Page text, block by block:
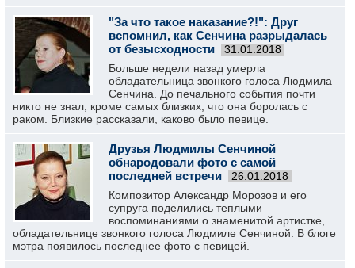
"За что такое наказание?!": Друг
вспомнил, как Сенчина разрыдалась
от безысходности
31.01.2018
Больше недели назад умерла
обладательница звонкого голоса Людмила
Сенчина. До печального события почти
никто не знал, кроме самых близких, что она боролась с
раком. Близкие рассказали, каково было певице.
Друзья Людмилы Сенчиной
обнародовали фото с самой
последней встречи
26.01.2018
Композитор Александр Морозов и его
супруга поделились теплыми
воспоминаниями о знаменитой артистке,
обладательнице звонкого голоса Людмиле Сенчиной. В блоге
мэтра появилось последнее фото с певицей.